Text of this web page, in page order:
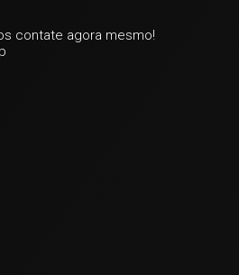
contate agora mesmo!